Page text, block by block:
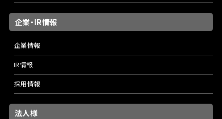
企業・IR情報
企業情報
IR情報
採用情報
法人様